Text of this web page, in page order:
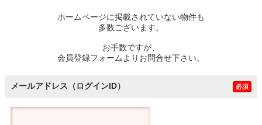
ホームページに掲載されていない物件も
多数ございます。
お手数ですが、
会員登録フォームよりお問合せ下さい。
メールアドレス（ログインID） 必須